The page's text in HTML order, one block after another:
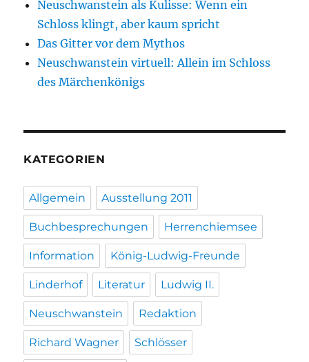
Neuschwanstein als Kulisse: Wenn ein
Schloss klingt, aber kaum spricht
Das Gitter vor dem Mythos
Neuschwanstein virtuell: Allein im Schloss
des Märchenkönigs
KATEGORIEN
Allgemein Ausstellung 2011
Buchbesprechungen Herrenchiemsee
Information König-Ludwig-Freunde
Linderhof Literatur Ludwig II.
Neuschwanstein Redaktion
Richard Wagner Schlösser